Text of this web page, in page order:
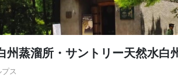
州蒸溜所・サントリー天然水白
ス